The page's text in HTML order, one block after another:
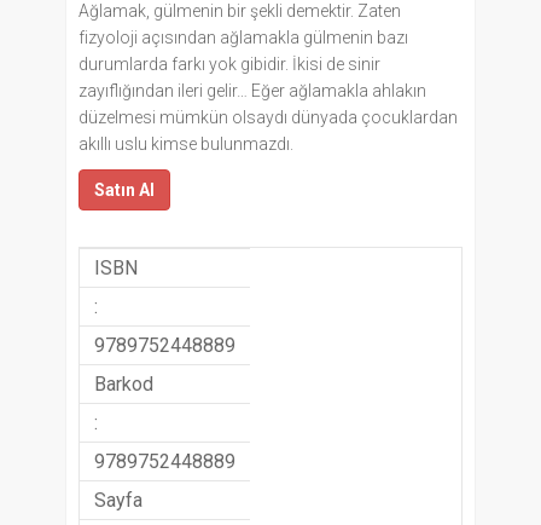
Ağlamak, gülmenin bir şekli demektir. Zaten
fizyoloji açısından ağlamakla gülmenin bazı
durumlarda farkı yok gibidir. İkisi de sinir
zayıflığından ileri gelir… Eğer ağlamakla ahlakın
düzelmesi mümkün olsaydı dünyada çocuklardan
akıllı uslu kimse bulunmazdı.
Satın Al
ISBN
:
9789752448889
Barkod
:
9789752448889
Sayfa